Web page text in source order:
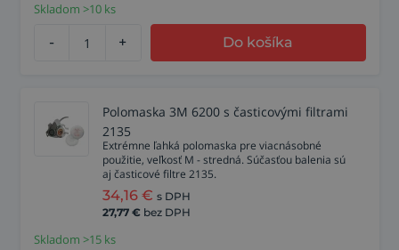
Skladom >10 ks
- + Do košíka
Polomaska 3M 6200 s časticovými filtrami
2135
Extrémne ľahká polomaska pre viacnásobné
použitie, veľkosť M - stredná. Súčasťou balenia sú
aj časticové filtre 2135.
34,16 € s DPH
27,77 € bez DPH
Skladom >15 ks